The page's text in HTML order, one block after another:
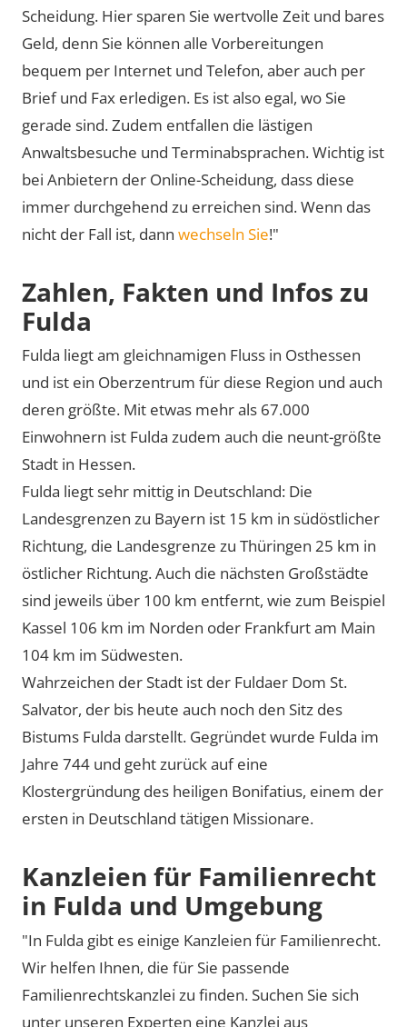
Scheidung. Hier sparen Sie wertvolle Zeit und bares
Geld, denn Sie können alle Vorbereitungen
bequem per Internet und Telefon, aber auch per
Brief und Fax erledigen. Es ist also egal, wo Sie
gerade sind. Zudem entfallen die lästigen
Anwaltsbesuche und Terminabsprachen. Wichtig ist
bei Anbietern der Online-Scheidung, dass diese
immer durchgehend zu erreichen sind. Wenn das
nicht der Fall ist, dann wechseln Sie!"
Zahlen, Fakten und Infos zu
Fulda
Fulda liegt am gleichnamigen Fluss in Osthessen
und ist ein Oberzentrum für diese Region und auch
deren größte. Mit etwas mehr als 67.000
Einwohnern ist Fulda zudem auch die neunt-größte
Stadt in Hessen.
Fulda liegt sehr mittig in Deutschland: Die
Landesgrenzen zu Bayern ist 15 km in südöstlicher
Richtung, die Landesgrenze zu Thüringen 25 km in
östlicher Richtung. Auch die nächsten Großstädte
sind jeweils über 100 km entfernt, wie zum Beispiel
Kassel 106 km im Norden oder Frankfurt am Main
104 km im Südwesten.
Wahrzeichen der Stadt ist der Fuldaer Dom St.
Salvator, der bis heute auch noch den Sitz des
Bistums Fulda darstellt. Gegründet wurde Fulda im
Jahre 744 und geht zurück auf eine
Klostergründung des heiligen Bonifatius, einem der
ersten in Deutschland tätigen Missionare.
Kanzleien für Familienrecht
in Fulda und Umgebung
"In Fulda gibt es einige Kanzleien für Familienrecht.
Wir helfen Ihnen, die für Sie passende
Familienrechtskanzlei zu finden. Suchen Sie sich
unter unseren Experten eine Kanzlei aus